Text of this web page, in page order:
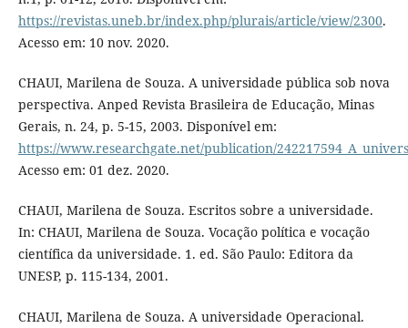
https://revistas.uneb.br/index.php/plurais/article/view/2300.
Acesso em: 10 nov. 2020.
CHAUI, Marilena de Souza. A universidade pública sob nova
perspectiva. Anped Revista Brasileira de Educação, Minas
Gerais, n. 24, p. 5-15, 2003. Disponível em:
https://www.researchgate.net/publication/
Acesso em: 01 dez. 2020.
CHAUI, Marilena de Souza. Escritos sobre a universidade.
In: CHAUI, Marilena de Souza. Vocação política e vocação
científica da universidade. 1. ed. São Paulo: Editora da
UNESP, p. 115-134, 2001.
CHAUI, Marilena de Souza. A universidade Operacional.